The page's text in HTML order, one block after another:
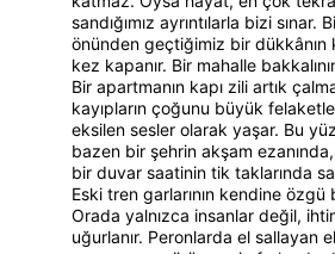
sandığımız ayrıntılarla bizi sınar.
önünden geçtiğimiz bir dükkânın
kez kapanır. Bir mahalle
Bir apartmanın kapı zili artık
kayıpların çoğunu büyük
eksilen sesler olarak yaşar. Bu
bazen bir şehrin akşam
bir duvar saatinin tik taklarında
Eski tren garlarının kendine özgü
Orada yalnızca insanlar değil,
uğurlanır. Peronlarda el sallayan